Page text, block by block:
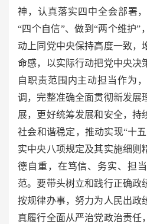
神，认真落实四中全会部署
“四个自信”、做到“两个维护”
动上同党中央保持高度一致，
命感，以实际行动把党中央决
自职责范围内主动担当作为
调，完整准确全面贯彻新发展
展，更好统筹发展和安全，持
社会和谐稳定，推动实现“十
实中央八项规定及其实施细则
德自重，在笃信、务实、担
范。要带头树立和践行正确政
按规律办事，努力为人民出政
真履行全面从严治党政治责任